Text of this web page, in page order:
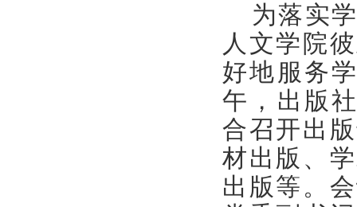
为落实
人文学院
好地服务
午，出版
合召开出
材出版、
出版等。